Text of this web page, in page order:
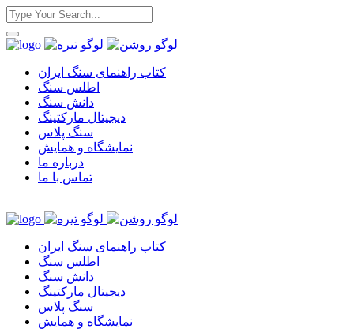
کتاب راهنمای سنگ ایران
اطلس سنگ
دانش سنگ
دیجیتال مارکتینگ
سنگ پلاس
نمایشگاه و همایش
درباره ما
تماس با ما
کتاب راهنمای سنگ ایران
اطلس سنگ
دانش سنگ
دیجیتال مارکتینگ
سنگ پلاس
نمایشگاه و همایش